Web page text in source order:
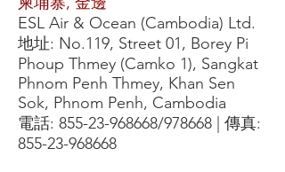
ESL Air & Ocean (Cambodia) Ltd.
地址: No.119, Street 01, Borey Pi
Phoup Thmey (Camko 1), Sangkat
Phnom Penh Thmey, Khan Sen
Sok, Phnom Penh, Cambodia
電話: 855-23-968668/978668 | 傳真:
855-23-968668